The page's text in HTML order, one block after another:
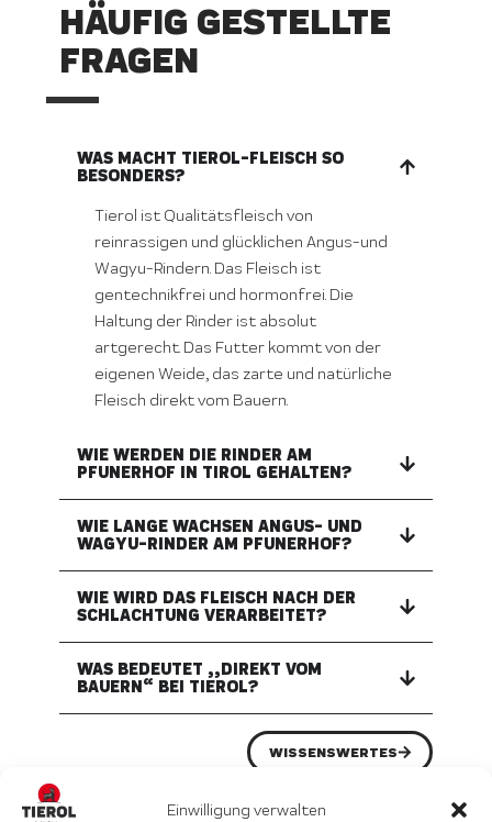
Einwilligung verwalten
HÄUFIG GESTELLTE
FRAGEN
WAS MACHT TIEROL-FLEISCH SO
BESONDERS?
Tierol ist Qualitätsfleisch von
reinrassigen und glücklichen Angus-und
Wagyu-Rindern. Das Fleisch ist
gentechnikfrei und hormonfrei. Die
Haltung der Rinder ist absolut
artgerecht. Das Futter kommt von der
eigenen Weide, das zarte und natürliche
Fleisch direkt vom Bauern.
WIE WERDEN DIE RINDER AM
PFUNERHOF IN TIROL GEHALTEN?
WIE LANGE WACHSEN ANGUS- UND
WAGYU-RINDER AM PFUNERHOF?
WIE WIRD DAS FLEISCH NACH DER
SCHLACHTUNG VERARBEITET?
WAS BEDEUTET „„DIREKT VOM
BAUERN“ BEI TIEROL?
WISSENSWERTES